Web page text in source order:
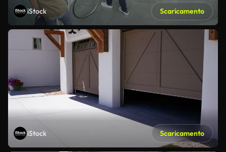
iStock Scaricamento
iStock Scaricamento